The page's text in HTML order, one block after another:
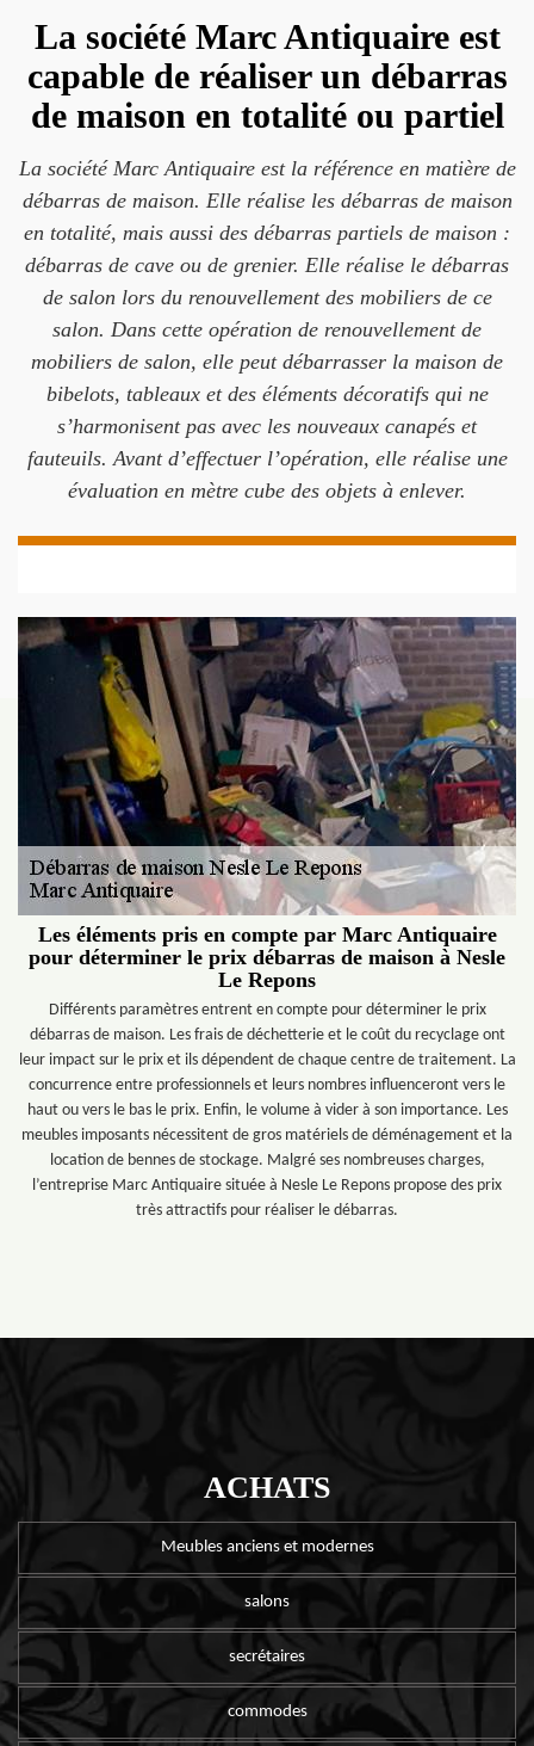
La société Marc Antiquaire est
capable de réaliser un débarras
de maison en totalité ou partiel
La société Marc Antiquaire est la référence en matière de
débarras de maison. Elle réalise les débarras de maison
en totalité, mais aussi des débarras partiels de maison :
débarras de cave ou de grenier. Elle réalise le débarras
de salon lors du renouvellement des mobiliers de ce
salon. Dans cette opération de renouvellement de
mobiliers de salon, elle peut débarrasser la maison de
bibelots, tableaux et des éléments décoratifs qui ne
s’harmonisent pas avec les nouveaux canapés et
fauteuils. Avant d’effectuer l’opération, elle réalise une
évaluation en mètre cube des objets à enlever.
Les éléments pris en compte par Marc Antiquaire
pour déterminer le prix débarras de maison à Nesle
Le Repons
Différents paramètres entrent en compte pour déterminer le prix
débarras de maison. Les frais de déchetterie et le coût du recyclage ont
leur impact sur le prix et ils dépendent de chaque centre de traitement. La
concurrence entre professionnels et leurs nombres influenceront vers le
haut ou vers le bas le prix. Enfin, le volume à vider à son importance. Les
meubles imposants nécessitent de gros matériels de déménagement et la
location de bennes de stockage. Malgré ses nombreuses charges,
l’entreprise Marc Antiquaire située à Nesle Le Repons propose des prix
très attractifs pour réaliser le débarras.
ACHATS
Meubles anciens et modernes
salons
secrétaires
commodes